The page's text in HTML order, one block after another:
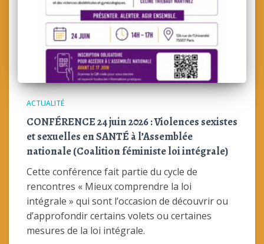
ACTUALITÉ
CONFÉRENCE 24 juin 2026 : Violences sexistes
et sexuelles en SANTÉ à l’Assemblée
nationale (Coalition féministe loi intégrale)
Cette conférence fait partie du cycle de
rencontres « Mieux comprendre la loi
intégrale » qui sont l’occasion de découvrir ou
d’approfondir certains volets ou certaines
mesures de la loi intégrale.